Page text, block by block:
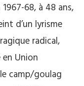
68, à 48 ans,
d’un lyrisme
radical,
Union
camp/goulag